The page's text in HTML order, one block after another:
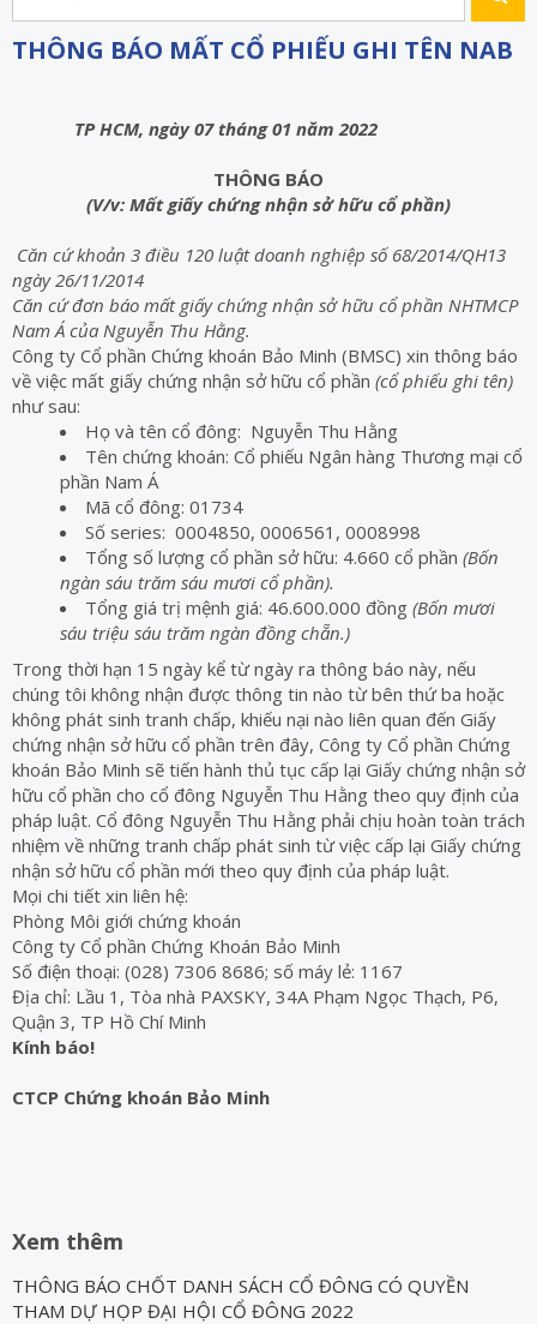
THÔNG BÁO MẤT CỔ PHIẾU GHI TÊN NAB
TP HCM, ngày 07 tháng 01 năm 2022
THÔNG BÁO
(V/v: Mất giấy chứng nhận sở hữu cổ phần)
Căn cứ khoản 3 điều 120 luật doanh nghiệp số 68/2014/QH13
ngày 26/11/2014
Căn cứ đơn báo mất giấy chứng nhận sở hữu cổ phần NHTMCP
Nam Á của Nguyễn Thu Hằng.
Công ty Cổ phần Chứng khoán Bảo Minh (BMSC) xin thông báo
về việc mất giấy chứng nhận sở hữu cổ phần (cổ phiếu ghi tên)
như sau:
Họ và tên cổ đông: Nguyễn Thu Hằng
Tên chứng khoán: Cổ phiếu Ngân hàng Thương mại cổ
phần Nam Á
Mã cổ đông: 01734
Số series: 0004850, 0006561, 0008998
Tổng số lượng cổ phần sở hữu: 4.660 cổ phần (Bốn
ngàn sáu trăm sáu mươi cổ phần).
Tổng giá trị mệnh giá: 46.600.000 đồng (Bốn mươi
sáu triệu sáu trăm ngàn đồng chẵn.)
Trong thời hạn 15 ngày kể từ ngày ra thông báo này, nếu
chúng tôi không nhận được thông tin nào từ bên thứ ba hoặc
không phát sinh tranh chấp, khiếu nại nào liên quan đến Giấy
chứng nhận sở hữu cổ phần trên đây, Công ty Cổ phần Chứng
khoán Bảo Minh sẽ tiến hành thủ tục cấp lại Giấy chứng nhận sở
hữu cổ phần cho cổ đông Nguyễn Thu Hằng theo quy định của
pháp luật. Cổ đông Nguyễn Thu Hằng phải chịu hoàn toàn trách
nhiệm về những tranh chấp phát sinh từ việc cấp lại Giấy chứng
nhận sở hữu cổ phần mới theo quy định của pháp luật.
Mọi chi tiết xin liên hệ:
Phòng Môi giới chứng khoán
Công ty Cổ phần Chứng Khoán Bảo Minh
Số điện thoại: (028) 7306 8686; số máy lẻ: 1167
Địa chỉ: Lầu 1, Tòa nhà PAXSKY, 34A Phạm Ngọc Thạch, P6,
Quận 3, TP Hồ Chí Minh
Kính báo!
CTCP Chứng khoán Bảo Minh
Xem thêm
THÔNG BÁO CHỐT DANH SÁCH CỔ ĐÔNG CÓ QUYỀN
THAM DỰ HỌP ĐẠI HỘI CỔ ĐÔNG 2022